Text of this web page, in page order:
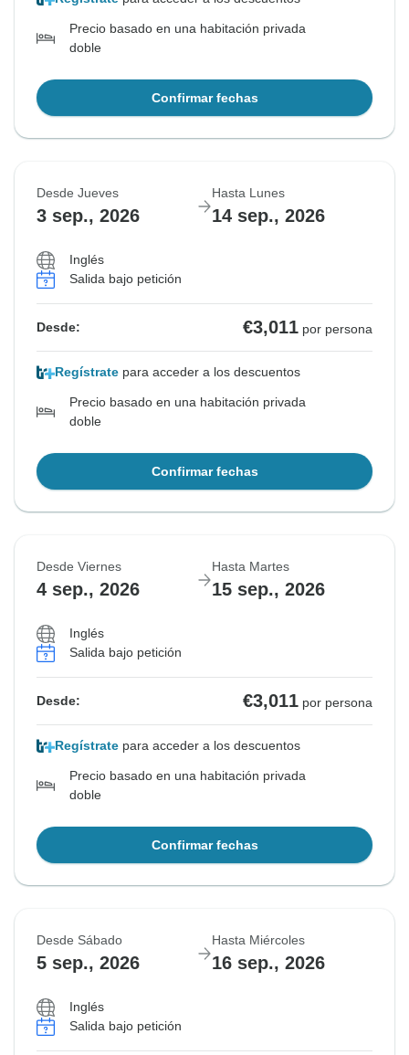
Precio basado en una habitación privada
doble
Confirmar fechas
Desde Jueves
3 sep., 2026
Hasta Lunes
14 sep., 2026
Inglés
Salida bajo petición
Desde: €3,011 por persona
Regístrate para acceder a los descuentos
Precio basado en una habitación privada
doble
Confirmar fechas
Desde Viernes
4 sep., 2026
Hasta Martes
15 sep., 2026
Inglés
Salida bajo petición
Desde: €3,011 por persona
Regístrate para acceder a los descuentos
Precio basado en una habitación privada
doble
Confirmar fechas
Desde Sábado
5 sep., 2026
Hasta Miércoles
16 sep., 2026
Inglés
Salida bajo petición